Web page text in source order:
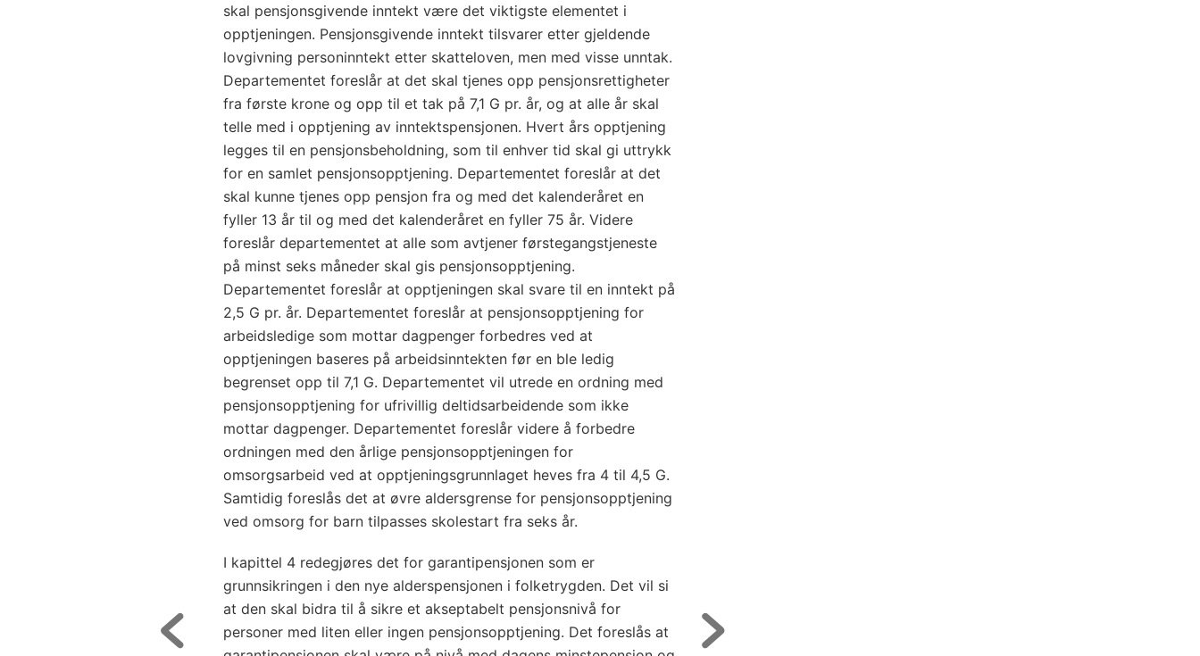
skal pensjonsgivende inntekt være det viktigste elementet i
opptjeningen. Pensjonsgivende inntekt tilsvarer etter gjeldende
lovgivning personinntekt etter skatteloven, men med visse unntak.
Departementet foreslår at det skal tjenes opp pensjonsrettigheter
fra første krone og opp til et tak på 7,1 G pr. år, og at alle år skal
telle med i opptjening av inntektspensjonen. Hvert års opptjening
legges til en pensjonsbeholdning, som til enhver tid skal gi uttrykk
for en samlet pensjonsopptjening. Departementet foreslår at det
skal kunne tjenes opp pensjon fra og med det kalenderåret en
fyller 13 år til og med det kalenderåret en fyller 75 år. Videre
foreslår departementet at alle som avtjener førstegangstjeneste
på minst seks måneder skal gis pensjonsopptjening.
Departementet foreslår at opptjeningen skal svare til en inntekt på
2,5 G pr. år. Departementet foreslår at pensjonsopptjening for
arbeidsledige som mottar dagpenger forbedres ved at
opptjeningen baseres på arbeidsinntekten før en ble ledig
begrenset opp til 7,1 G. Departementet vil utrede en ordning med
pensjonsopptjening for ufrivillig deltidsarbeidende som ikke
mottar dagpenger. Departementet foreslår videre å forbedre
ordningen med den årlige pensjonsopptjeningen for
omsorgsarbeid ved at opptjeningsgrunnlaget heves fra 4 til 4,5 G.
Samtidig foreslås det at øvre aldersgrense for pensjonsopptjening
ved omsorg for barn tilpasses skolestart fra seks år.
I kapittel 4 redegjøres det for garantipensjonen som er
grunnsikringen i den nye alderspensjonen i folketrygden. Det vil si
at den skal bidra til å sikre et akseptabelt pensjonsnivå for
personer med liten eller ingen pensjonsopptjening. Det foreslås at